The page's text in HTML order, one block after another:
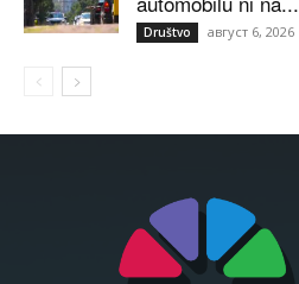
Društvo август 6, 2026